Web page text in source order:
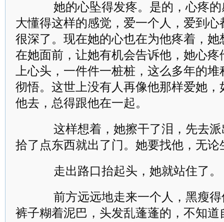
她的心坠得发疼。是的，心疼的
大懂得这样的感觉，爱一个人，爱到
很深了。现在她的心也在为他疼着，
在她面前，让她有机会告诉他，她心
上心头，一件件一桩桩，这么多年的
彻悟。这世上没有人再像他那样爱她
他去，总得跟他在一起。
这样想着，她擦干了泪，先去派
拾了点东西就出了门。她要找他，无论
走出路口抬起头，她就站住了。
前方远远地走来一个人，黑瘦得
裤子糊着泥巴，头发乱蓬蓬的，不知